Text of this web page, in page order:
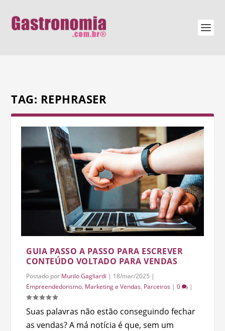
TAG: REPHRASER
GUIA PASSO A PASSO PARA ESCREVER
CONTEÚDO VOLTADO PARA VENDAS
Postado por Murilo Gagliardi | 18/mar/2025 |
Empreendedorismo, Marketing e Vendas, Parceiros |0 |
Suas palavras não estão conseguindo fechar
as vendas? A má notícia é que, sem um